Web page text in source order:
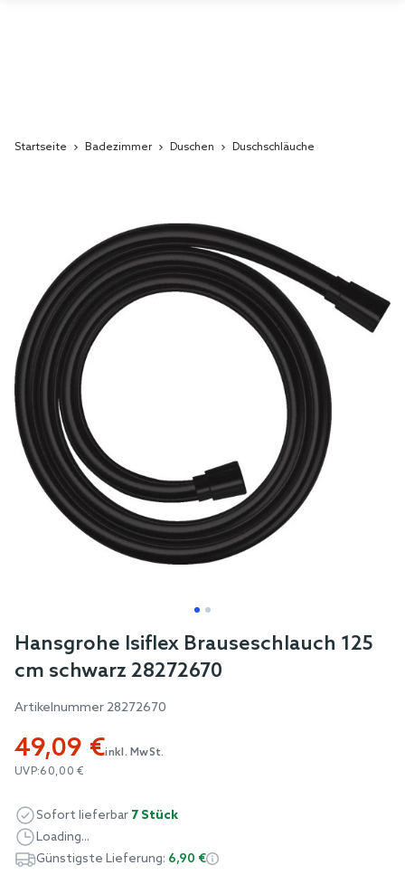
Startseite Badezimmer Duschen Duschschläuche
the
images
gallery
Skip
beginning
the
images
Hansgrohe Isiflex Brauseschlauch 125
cm schwarz 28272670
Artikelnummer 28272670
49,09 €inkl. MwSt.
UVP:60,00 €
Sofort lieferbar 7 Stück
Loading...
Günstigste Lieferung: 6,90 €